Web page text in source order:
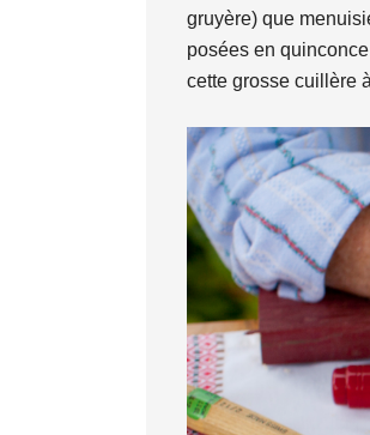
gruyère) que
posées en
cette grosse cuillère